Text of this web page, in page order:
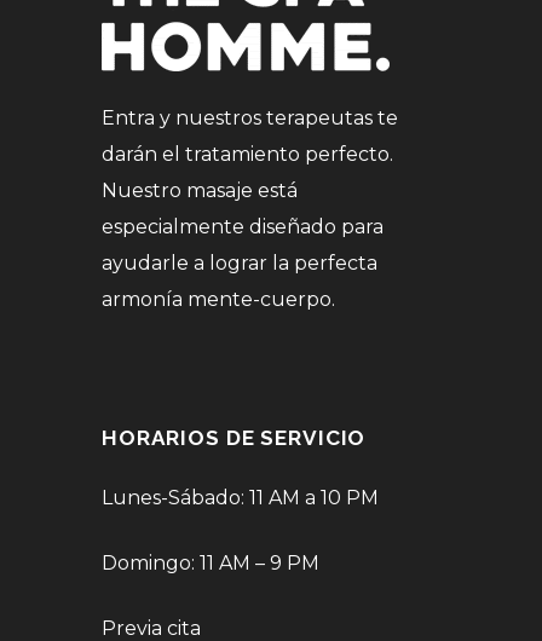
Entra y nuestros terapeutas te
darán el tratamiento perfecto.
Nuestro masaje está
especialmente diseñado para
ayudarle a lograr la perfecta
armonía mente-cuerpo.
HORARIOS DE SERVICIO
Lunes-Sábado: 11 AM a 10 PM
Domingo: 11 AM – 9 PM
Previa cita